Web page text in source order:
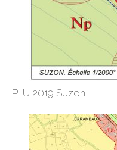
PLU 2019 Suzon